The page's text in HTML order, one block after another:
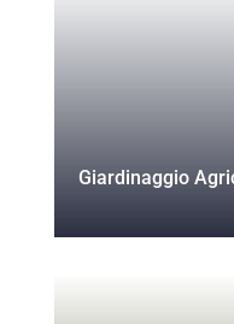
Giardinaggio